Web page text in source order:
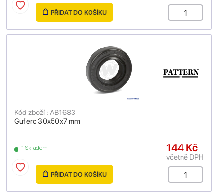
PŘIDAT DO KOŠÍKU
Gufero 30x50x7 mm
Kód zboží : AB1683
1 Skladem 144 Kč
včetně DPH
PŘIDAT DO KOŠÍKU